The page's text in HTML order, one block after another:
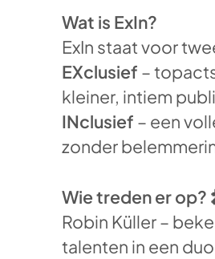
Wat is ExIn?
ExIn staat voor
EXclusief –
kleiner, intiem
INclusief – een
zonder
Wie treden er op?
Robin Küller –
talenten in een